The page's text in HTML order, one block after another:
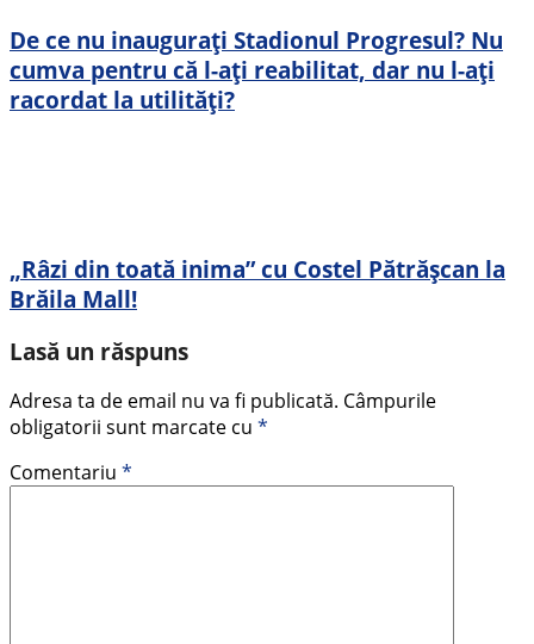
De ce nu inaugurați Stadionul Progresul? Nu
cumva pentru că l-ați reabilitat, dar nu l-ați
racordat la utilități?
„Râzi din toată inima” cu Costel Pătrășcan la
Brăila Mall!
Lasă un răspuns
Adresa ta de email nu va fi publicată. Câmpurile
obligatorii sunt marcate cu *
Comentariu *